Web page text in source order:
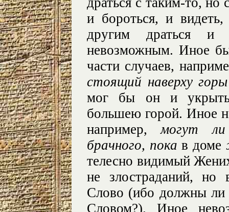
и бороться, и
другим драться и
невозможным. Иное
части случаев,
стоящий наверху горы
мог бы он и
большею горой. Иное
например,могут
брачного, пока в доме
телесно видимый
не злостраданий, но
Слово (ибо должны ли
Словом?). Иное